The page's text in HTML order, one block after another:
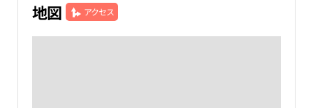
地図 アクセス